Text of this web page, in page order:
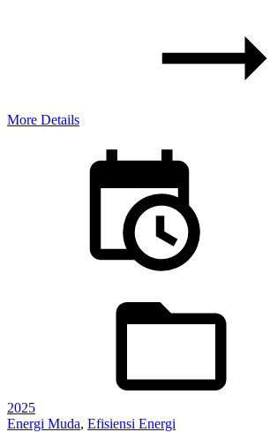
More Details
2025
Energi Muda, Efisiensi Energi